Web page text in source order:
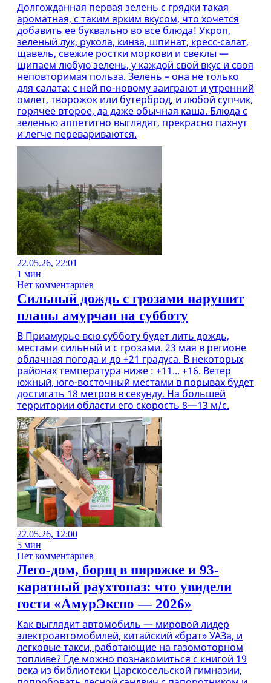
Долгожданная первая зелень с грядки такая
ароматная, с таким ярким вкусом, что хочется
добавить ее буквально во все блюда! Укроп,
зеленый лук, рукола, кинза, шпинат, кресс-салат,
щавель, свежие ростки моркови и свеклы —
щипаем любую зелень, у каждой свой вкус и своя
неповторимая польза. Зелень – она не только
для салата: с ней по-новому заиграют и утренний
омлет, творожок или бутерброд, и любой супчик,
горячее второе, да даже обычная каша. Блюда с
зеленью аппетитно выглядят, прекрасно пахнут
и легче перевариваются.
22.05.26, 22:01
1 мин
Нет комментариев
Сильный дождь с грозами нарушит
планы амурчан на субботу
В Приамурье всю субботу будет лить дождь,
местами сильный и с грозами. 23 мая в регионе
облачная погода и до +21 градуса. В некоторых
районах температура ниже : +11... +16. Ветер
южный, юго-восточный местами в порывах будет
достигать 18 метров в секунду. На большей
территории области его скорость 8—13 м/с.
22.05.26, 12:00
5 мин
Нет комментариев
Лего-дом, борщ в пирожке и 93-
каратный раухтопаз: что увидели
гости «АмурЭкспо — 2026»
Как выглядит автомобиль — мировой лидер
электроавтомобилей, китайский «брат» УАЗа, и
легковые такси, работающие на газомоторном
топливе? Где можно познакомиться с книгой 19
века из библиотеки Царскосельской гимназии,